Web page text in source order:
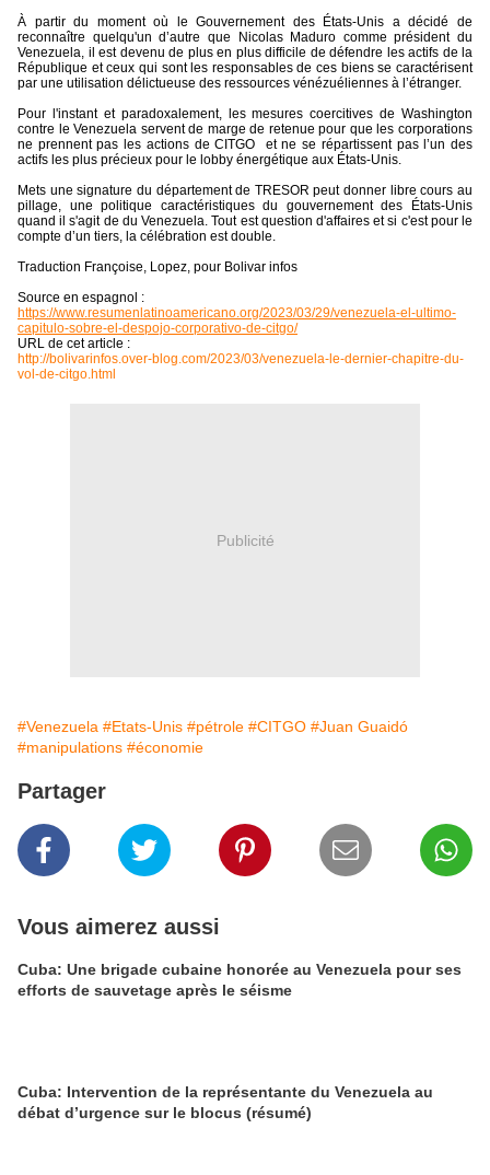
À partir du moment où le Gouvernement des États-Unis a décidé de
reconnaître quelqu'un d’autre que Nicolas Maduro comme président du
Venezuela, il est devenu de plus en plus difficile de défendre les actifs de la
République et ceux qui sont les responsables de ces biens se caractérisent
par une utilisation délictueuse des ressources vénézuéliennes à l’étranger.
Pour l'instant et paradoxalement, les mesures coercitives de Washington
contre le Venezuela servent de marge de retenue pour que les corporations
ne prennent pas les actions de CITGO
et ne se répartissent pas l’un des
actifs les plus précieux pour le lobby énergétique aux États-Unis.
Mets une signature du département de TRESOR peut donner libre cours au
pillage, une politique caractéristiques du gouvernement des États-Unis
quand il s'agit de du Venezuela. Tout est question d'affaires et si c'est pour le
compte d’un tiers, la célébration est double.
Traduction Françoise, Lopez, pour Bolivar infos
Source en espagnol :
https://www.resumenlatinoamericano.org/2023/03/29/venezuela-el-ultimo-
capitulo-sobre-el-despojo-corporativo-de-citgo/
URL de cet article :
http://bolivarinfos.over-blog.com/2023/03/venezuela-le-dernier-chapitre-du-
vol-de-citgo.html
Publicité
#Venezuela #Etats-Unis #pétrole #CITGO #Juan Guaidó
#manipulations #économie
Partager
Vous aimerez aussi
Cuba: Une brigade cubaine honorée au Venezuela pour ses
efforts de sauvetage après le séisme
Cuba: Intervention de la représentante du Venezuela au
débat d’urgence sur le blocus (résumé)